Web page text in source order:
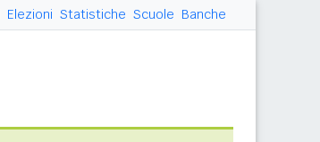
Elezioni Statistiche Scuole Banche